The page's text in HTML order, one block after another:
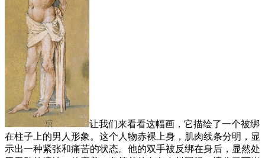
让我们来看看这幅画，它描绘了一个被绑
在柱子上的男人形象。这个人物赤裸上身，肌肉线条分明，显
示出一种紧张和痛苦的状态。他的双手被反绑在身后，显然处